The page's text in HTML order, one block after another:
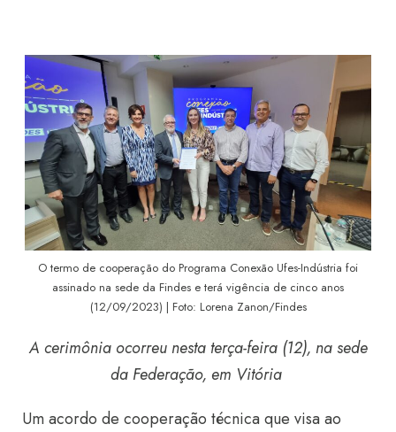
O termo de cooperação do Programa Conexão Ufes-Indústria foi
assinado na sede da Findes e terá vigência de cinco anos
(12/09/2023) | Foto: Lorena Zanon/Findes
A cerimônia ocorreu nesta terça-feira (12), na sede
da Federação, em Vitória
Um acordo de cooperação técnica que visa ao